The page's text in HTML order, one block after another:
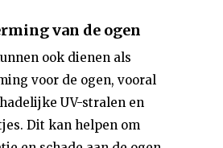
van de ogen
ook dienen als
voor de ogen, vooral
UV-stralen en
Dit kan helpen om